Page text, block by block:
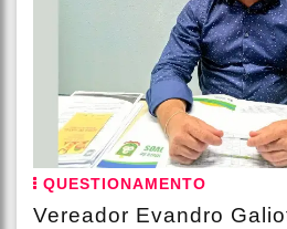
QUESTIONAMENTO
Vereador Evandro